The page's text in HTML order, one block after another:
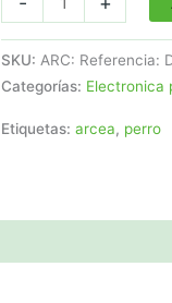
ADICIONAL
LOCALIZADOR
DOGTRACE
X20
SKU: ARC: Referencia:
Categorías: Electronica
Etiquetas: arcea, perro